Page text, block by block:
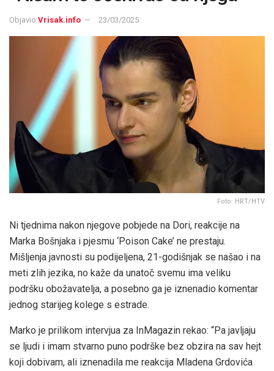
Objavio Vrisak.info 23/03/2025
Foto: HRT/HTV
Ni tjednima nakon njegove pobjede na Dori, reakcije na
Marka Bošnjaka i pjesmu ‘Poison Cake’ ne prestaju.
Mišljenja javnosti su podijeljena, 21-godišnjak se našao i na
meti zlih jezika, no kaže da unatoč svemu ima veliku
podršku obožavatelja, a posebno ga je iznenadio komentar
jednog starijeg kolege s estrade.
Marko je prilikom intervjua za InMagazin rekao: “Pa javljaju
se ljudi i imam stvarno puno podrške bez obzira na sav hejt
koji dobivam, ali iznenadila me reakcija Mladena Grdovića